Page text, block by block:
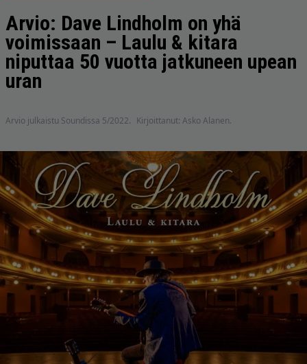
Arvio: Dave Lindholm on yhä
voimissaan – Laulu & kitara
niputtaa 50 vuotta jatkuneen upean
uran
Arvio julkaistu Soundissa 5/2022. Kirjoittanut: Asko Alanen.